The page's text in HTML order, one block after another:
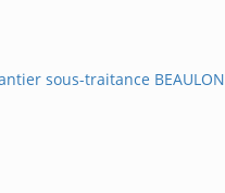
sous-traitance BEAULON